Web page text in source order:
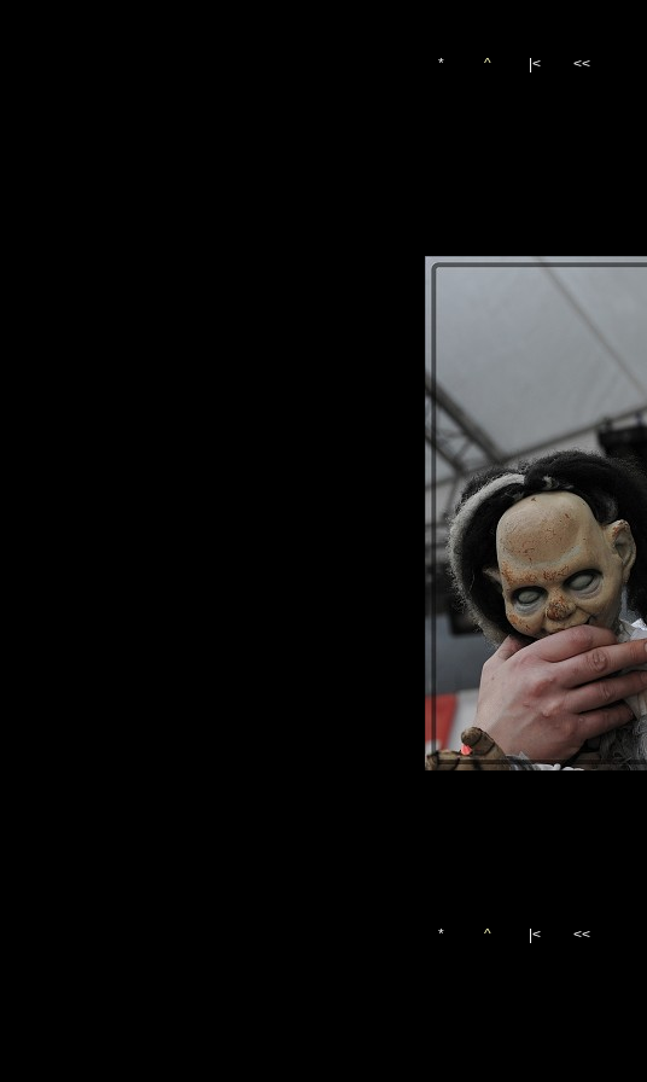
* ^ |< <<
* ^ |< <<